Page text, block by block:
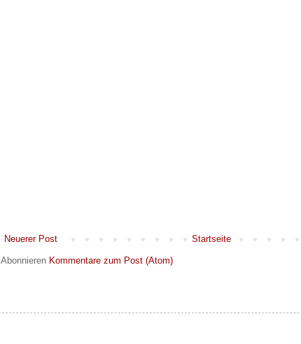
Neuerer Post Startseite
Abonnieren Kommentare zum Post (Atom)